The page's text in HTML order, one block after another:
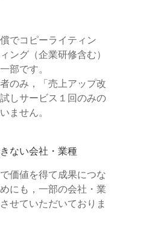
でコピーライティン
ング（企業研修含む）
部です。
のみ，「売上アップ改
しサービス１回のみの
ません。
ない会社・業種
価値を得て成果につな
にも，一部の会社・業
せていただいておりま